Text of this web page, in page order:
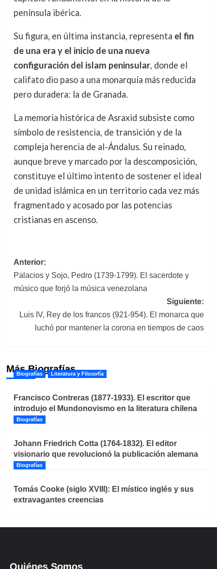
península ibérica.
Su figura, en última instancia, representa el fin
de una era y el inicio de una nueva
configuración del islam peninsular, donde el
califato dio paso a una monarquía más reducida
pero duradera: la de Granada.
La memoria histórica de Asraxid subsiste como
símbolo de resistencia, de transición y de la
compleja herencia de al-Ándalus. Su reinado,
aunque breve y marcado por la descomposición,
constituye el último intento de sostener el ideal
de unidad islámica en un territorio cada vez más
fragmentado y acosado por las potencias
cristianas en ascenso.
Navegación
de
entradas
Anterior:
Palacios y Sojo, Pedro (1739-1799). El sacerdote y
músico que forjó la música venezolana
Siguiente:
Luis IV, Rey de los francos (921-954). El monarca que
luchó por mantener la corona en tiempos de caos
Más Biografías
Biografías Literatura y Filosofía
Francisco Contreras (1877-1933). El escritor que
introdujo el Mundonovismo en la literatura chilena
Biografías
Johann Friedrich Cotta (1764-1832). El editor
visionario que revolucionó la publicación alemana
Biografías
Tomás Cooke (siglo XVIII): El místico inglés y sus
extravagantes creencias
Quiénes Somos